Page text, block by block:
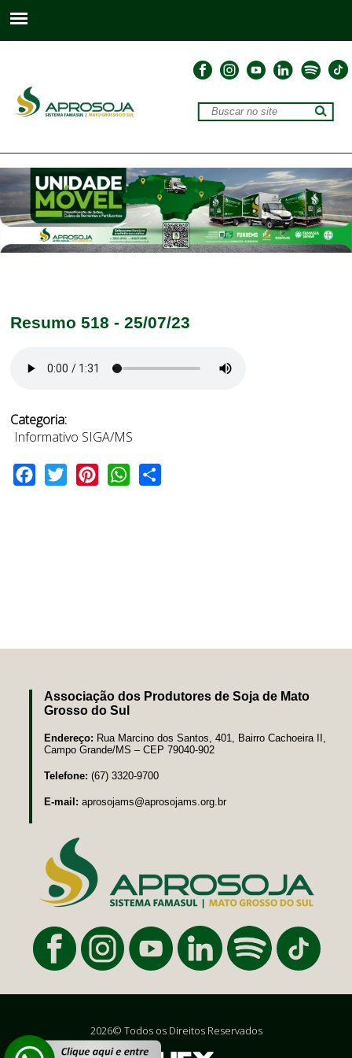
Resumo 518 - 25/07/23
Categoria:
Informativo SIGA/MS
Facebook
Twitter PinterestWhatsApp
Associação dos Produtores de Soja de Mato
Grosso do Sul
Endereço: Rua Marcino dos Santos, 401, Bairro Cachoeira II,
Campo Grande/MS – CEP 79040-902
Telefone: (67) 3320-9700
E-mail: aprosojams@aprosojams.org.br
2026© Todos os Direitos Reservados